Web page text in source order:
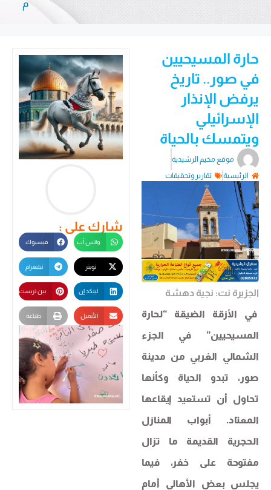
حارة المسيحيين
في صور.. تاريخ
يرفض الإنذار
الإسرائيلي
ويتمسك بالحياة
موقع مخيم الرشيدية
الرئيسية
تقارير وتحقيقات
الجزيرة نت: نجية دهشة
في الأزقة الضيقة “لحارة
المسيحيين” في الجزء
الشمالي الغربي من مدينة
صور، تبدو الحياة وكأنها
تحاول أن تستعيد إيقاعها
المعتاد. أبواب المنازل
الحجرية القديمة ما تزال
مفتوحة على خفر، فيما
يجلس بعض الأهالي أمام
شارك على :
واتس أب فيسبوك
تيليغرام
لينكد إن بين تريست
الأيميل طباعة